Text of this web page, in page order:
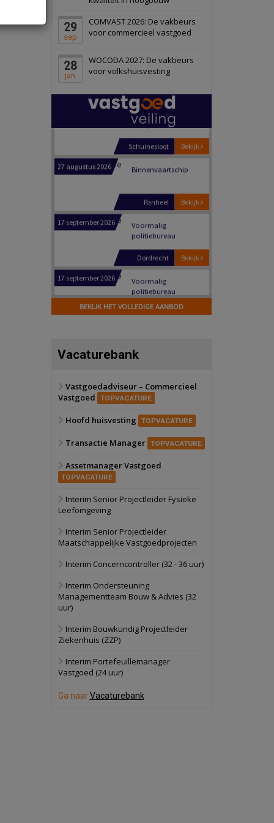
29
sep
COMVAST 2026: De vakbeurs
voor commercieel vastgoed
28
jan
WOCODA 2027: De vakbeurs
voor volkshuisvesting
Schiedam
22 september 2026 Attractiepark
Bekijk
Oranje
28 september 2026
bedrijventerrein
Schuinesloot
Binnenvaartschip
Bekijk
Panheel
Voormalig
politiebureau
Dordrecht
Voormalig
politiebureau
Hilversum
17 september 2026
Voormalig
Zwanenburg
6 oktober 2026 Transformatieobject
22 september 2026
28 september 2026
Grootschalig
bedrijventerrein
Bekijk
Schuinesloot
27 augustus 2026 Binnenvaartschip
17 september 2026
17 september 2026
Voormalig
BEKIJK HET VOLLEDIGE AANBOD
Vacaturebank
Vastgoedadviseur – Commercieel
Vastgoed
TOPVACATURE
Hoofd huisvesting TOPVACATURE
Transactie Manager TOPVACATURE
Assetmanager Vastgoed
TOPVACATURE
Interim Senior Projectleider Fysieke
Leefomgeving
Interim Senior Projectleider
Maatschappelijke Vastgoedprojecten
Interim Concerncontroller (32 - 36 uur)
Interim Ondersteuning
Managementteam Bouw & Advies (32
uur)
Interim Bouwkundig Projectleider
Ziekenhuis (ZZP)
Interim Portefeuillemanager
Vastgoed (24 uur)
Ga naarVacaturebank